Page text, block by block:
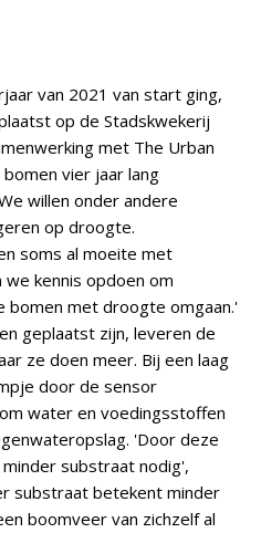
van 2021 van start ging,
op de Stadskwekerij
met The Urban
vier jaar lang
willen onder andere
op droogte.
soms al moeite met
kennis opdoen om
bomen met droogte omgaan.'
geplaatst zijn, leveren de
ze doen meer. Bij een laag
door de sensor
water en voedingsstoffen
'Door deze
substraat nodig',
substraat betekent minder
boomveer van zichzelf al